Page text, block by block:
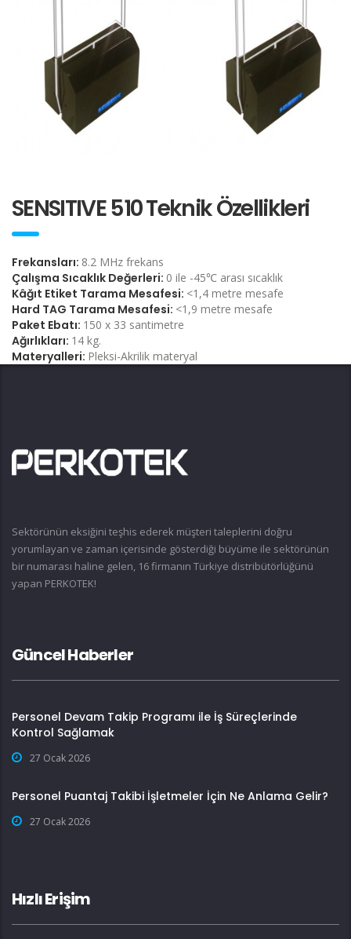
SENSITIVE 510 Teknik Özellikleri
Frekansları: 8.2 MHz frekans
Çalışma Sıcaklık Değerleri: 0 ile -45℃ arası sıcaklık
Kâğıt Etiket Tarama Mesafesi: <1,4 metre mesafe
Hard TAG Tarama Mesafesi: <1,9 metre mesafe
Paket Ebatı: 150 x 33 santimetre
Ağırlıkları: 14 kg.
Materyalleri: Pleksi-Akrilik materyal
Sektörünün eksiğini teşhis ederek müşteri taleplerini doğru
yorumlayan ve zaman içerisinde gösterdiği büyüme ile sektörünün
bir numarası haline gelen, 16 firmanın Türkiye distribütörlüğünü
yapan PERKOTEK!
Güncel Haberler
Personel Devam Takip Programı ile İş Süreçlerinde
Kontrol Sağlamak
27 Ocak 2026
Personel Puantaj Takibi İşletmeler İçin Ne Anlama Gelir?
27 Ocak 2026
Hızlı Erişim